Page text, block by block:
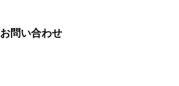
お問い合わせ